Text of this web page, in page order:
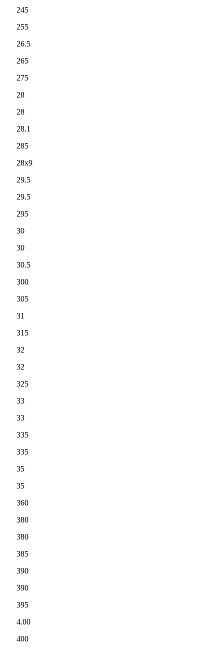
245
255
26.5
265
275
28
28
28.1
285
28x9
29.5
29.5
295
30
30
30.5
300
305
31
315
32
32
325
33
33
335
335
35
35
360
380
380
385
390
390
395
4.00
400